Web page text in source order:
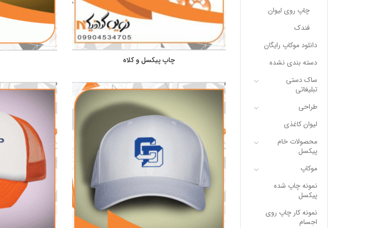
چاپ پیکسل و کلاه
چاپ روی لیوان
فندک
دانلود موکاپ رایگان
دسته بندی نشده
ساک دستی
تبلیغاتی
طراحی
لیوان کاغذی
محصولات خام
پیکسل
موکاپ
نمونه چاپ شده
پیکسل
نمونه کار چاپ روی
اجسام